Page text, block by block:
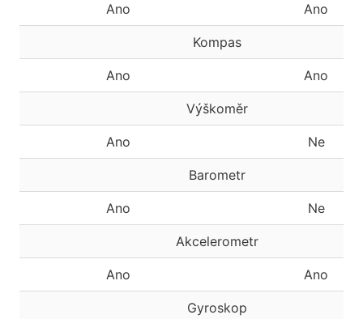
Ano Ano
Kompas
Ano Ano
Výškoměr
Ano Ne
Barometr
Ano Ne
Akcelerometr
Ano Ano
Gyroskop